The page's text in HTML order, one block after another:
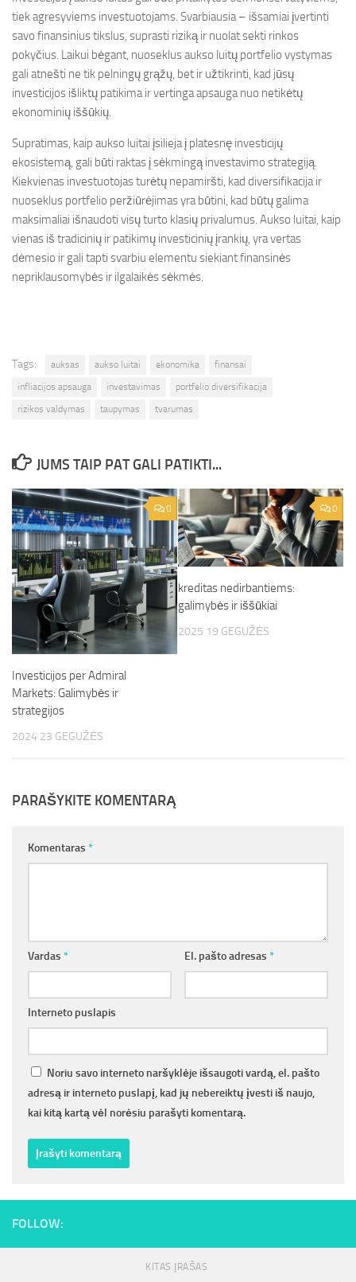
tiek agresyviems investuotojams. Svarbiausia – išsamiai įvertinti
savo finansinius tikslus, suprasti riziką ir nuolat sekti rinkos
pokyčius. Laikui bėgant, nuoseklus aukso luitų portfelio vystymas
gali atnešti ne tik pelningų grąžų, bet ir užtikrinti, kad jūsų
investicijos išliktų patikima ir vertinga apsauga nuo netikėtų
ekonominių iššūkių.
Supratimas, kaip aukso luitai įsilieja į platesnę investicijų
ekosistemą, gali būti raktas į sėkmingą investavimo strategiją.
Kiekvienas investuotojas turėtų nepamiršti, kad diversifikacija ir
nuoseklus portfelio peržiūrėjimas yra būtini, kad būtų galima
maksimaliai išnaudoti visų turto klasių privalumus. Aukso luitai, kaip
vienas iš tradicinių ir patikimų investicinių įrankių, yra vertas
dėmesio ir gali tapti svarbiu elementu siekiant finansinės
nepriklausomybės ir ilgalaikės sėkmės.
Tags: auksas aukso luitai ekonomika
finansai
infliacijos apsauga
investavimas
portfelio diversifikacija
rizikos valdymas
taupymas tvarumas
JUMS TAIP PAT GALI PATIKTI...
0
Investicijos per Admiral
Markets: Galimybės ir
strategijos
2024 23 GEGUŽĖS
0
kreditas nedirbantiems:
galimybės ir iššūkiai
2025 19 GEGUŽĖS
PARAŠYKITE KOMENTARĄ
Komentaras *
Vardas * El. pašto adresas *
Interneto puslapis
Noriu savo interneto naršyklėje išsaugoti vardą, el. pašto
adresą ir interneto puslapį, kad jų nebereiktų įvesti iš naujo,
kai kitą kartą vėl norėsiu parašyti komentarą.
FOLLOW:
KITAS ĮRAŠAS